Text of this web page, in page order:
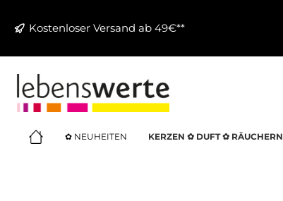
Kostenloser Versand ab 49€**
✿ NEUHEITEN KERZEN ✿ DUFT ✿ RÄUCHERN